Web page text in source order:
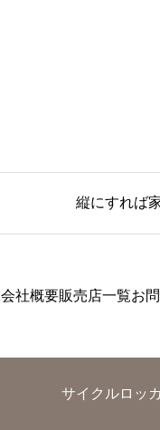
縦にすれば
会社概要販売店一覧お
サイクルロッ